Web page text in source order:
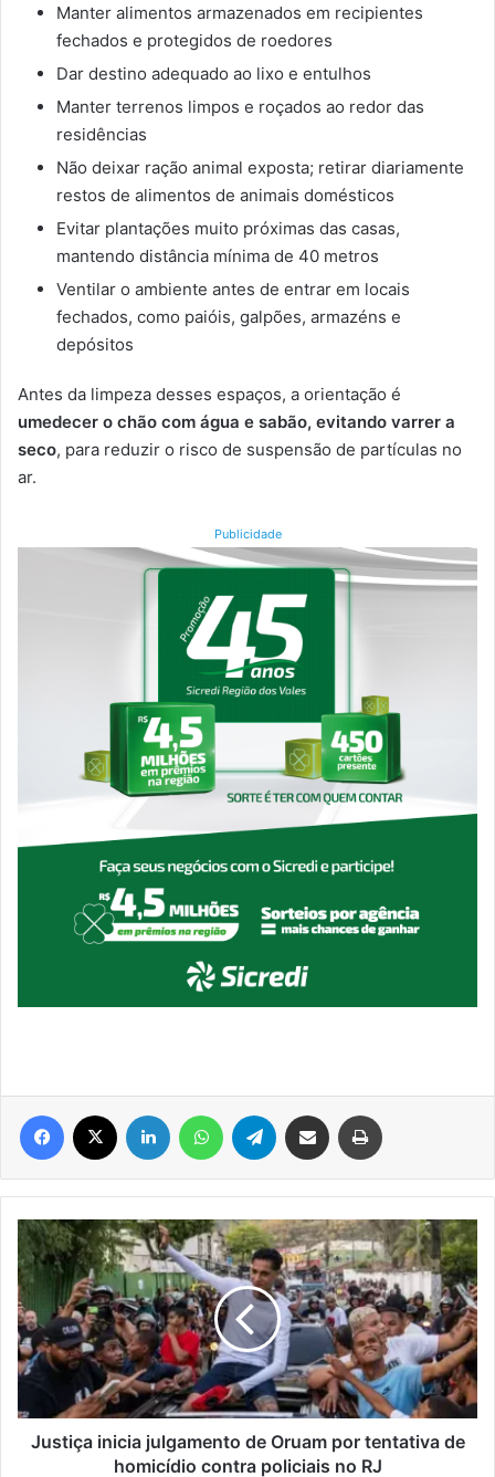
Manter alimentos armazenados em recipientes
fechados e protegidos de roedores
Dar destino adequado ao lixo e entulhos
Manter terrenos limpos e roçados ao redor das
residências
Não deixar ração animal exposta; retirar diariamente
restos de alimentos de animais domésticos
Evitar plantações muito próximas das casas,
mantendo distância mínima de 40 metros
Ventilar o ambiente antes de entrar em locais
fechados, como paióis, galpões, armazéns e
depósitos
Antes da limpeza desses espaços, a orientação é
umedecer o chão com água e sabão, evitando varrer a
seco, para reduzir o risco de suspensão de partículas no
ar.
Publicidade
Facebook Linkedin WhatsAppTelegram Compartilhar via e-mail
Justiça
inicia
julgamento
de
Oruam
por
tentativa
de
homicídio
contra
Justiça inicia julgamento de Oruam por tentativa de
homicídio contra policiais no RJ